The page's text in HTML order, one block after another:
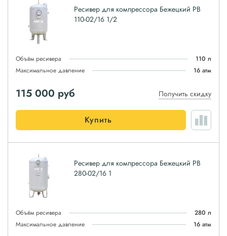
Ресивер для компрессора Бежецкий РВ
110-02/16 1/2
Объём ресивера
110 л
Максимальное давление
16 атм
115 000 руб Получить скидку
Купить
Ресивер для компрессора Бежецкий РВ
280-02/16 1
Объём ресивера
280 л
Максимальное давление
16 атм